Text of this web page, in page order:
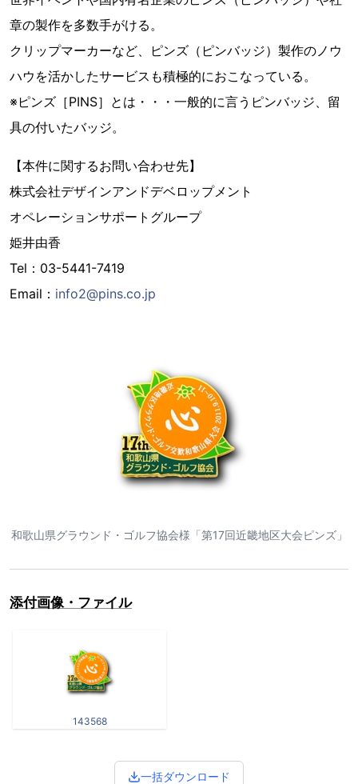
章の製作を多数手がける。
クリップマーカーなど、ピンズ（ピンバッジ）製作のノウ
ハウを活かしたサービスも積極的におこなっている。
※ピンズ［PINS］とは・・・一般的に言うピンバッジ、留
具の付いたバッジ。
【本件に関するお問い合わせ先】
株式会社デザインアンドデベロップメント
オペレーションサポートグループ
姫井由香
Tel：03-5441-7419
Email： info2@pins.co.jp
和歌山県グラウンド・ゴルフ協会様「第17回近畿地区大会ピンズ」
添付画像・ファイル
143568
一括ダウンロード